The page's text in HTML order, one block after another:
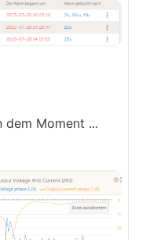
Moment ...